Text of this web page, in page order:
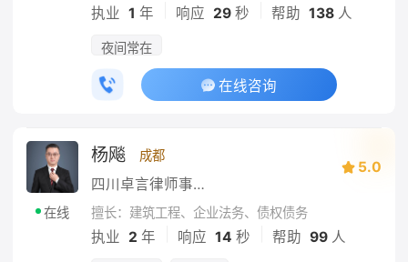
执业 1 年 响应 29秒 帮助 138人
夜间常在
在线咨询
在线
杨飚 成都
四川卓言律师事务所
5.0
擅长：建筑工程、企业法务、债权债务
执业 2 年 响应 14 秒 帮助 99人